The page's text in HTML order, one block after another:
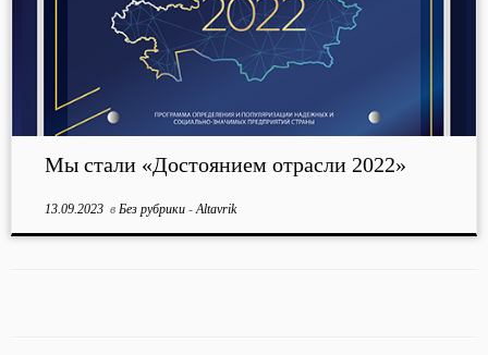
Мы стали «Достоянием отрасли 2022»
13.09.2023в Без рубрики -Altavrik